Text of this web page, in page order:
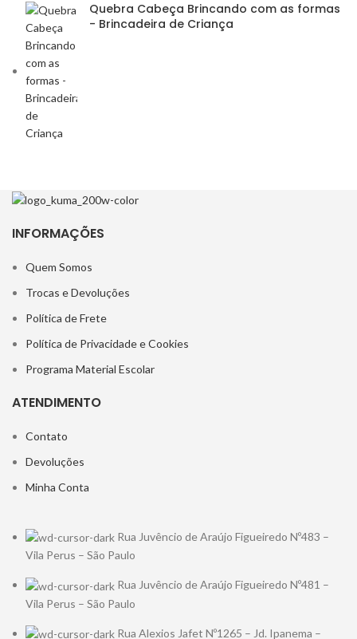
Quebra Cabeça Brincando com as formas
- Brincadeira de Criança
INFORMAÇÕES
Quem Somos
Trocas e Devoluções
Política de Frete
Política de Privacidade e Cookies
Programa Material Escolar
ATENDIMENTO
Contato
Devoluções
Minha Conta
Rua Juvêncio de Araújo Figueiredo Nº483 –
Vila Perus – São Paulo
Rua Juvêncio de Araújo Figueiredo Nº481 –
Vila Perus – São Paulo
Rua Alexios Jafet Nº1265 – Jd. Ipanema –